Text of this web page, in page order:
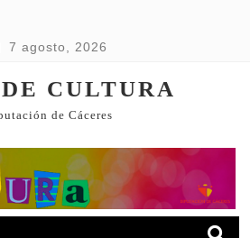
7 agosto, 2026
DE CULTURA
de Cáceres